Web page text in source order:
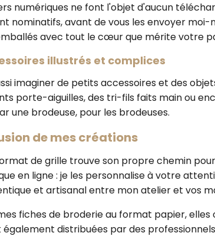
numériques ne font l'objet d'aucun
nominatifs, avant de vous les envoyer
avec tout le cœur que mérite votre
illustrés et complices
imaginer de petits accessoires et des
porte-aiguilles, des tri-fils faits main ou
une brodeuse, pour les brodeuses.
de mes créations
de grille trouve son propre chemin
en ligne : je les personnalise à votre
et artisanal entre mon atelier et vos
fiches de broderie au format papier,
également distribuées par des